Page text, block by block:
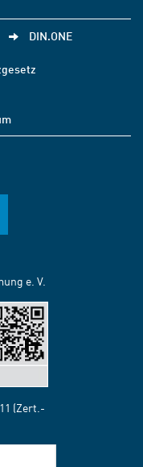
DIN.ONE
e. V.
(Zert.-